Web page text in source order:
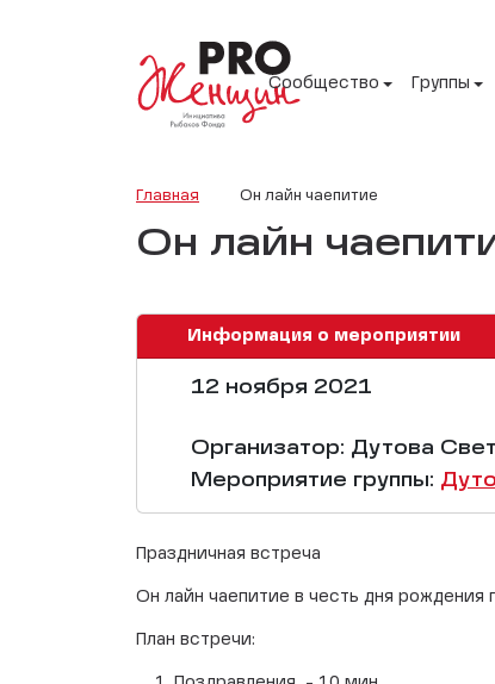
Сообщество Группы
Главная Он лайн чаепитие
Он лайн
Информация о мероприятии
12 ноября 2021
Организатор: Дутова
Мероприятие группы:
Праздничная встреча
Он лайн чаепитие в честь дня
План встречи: